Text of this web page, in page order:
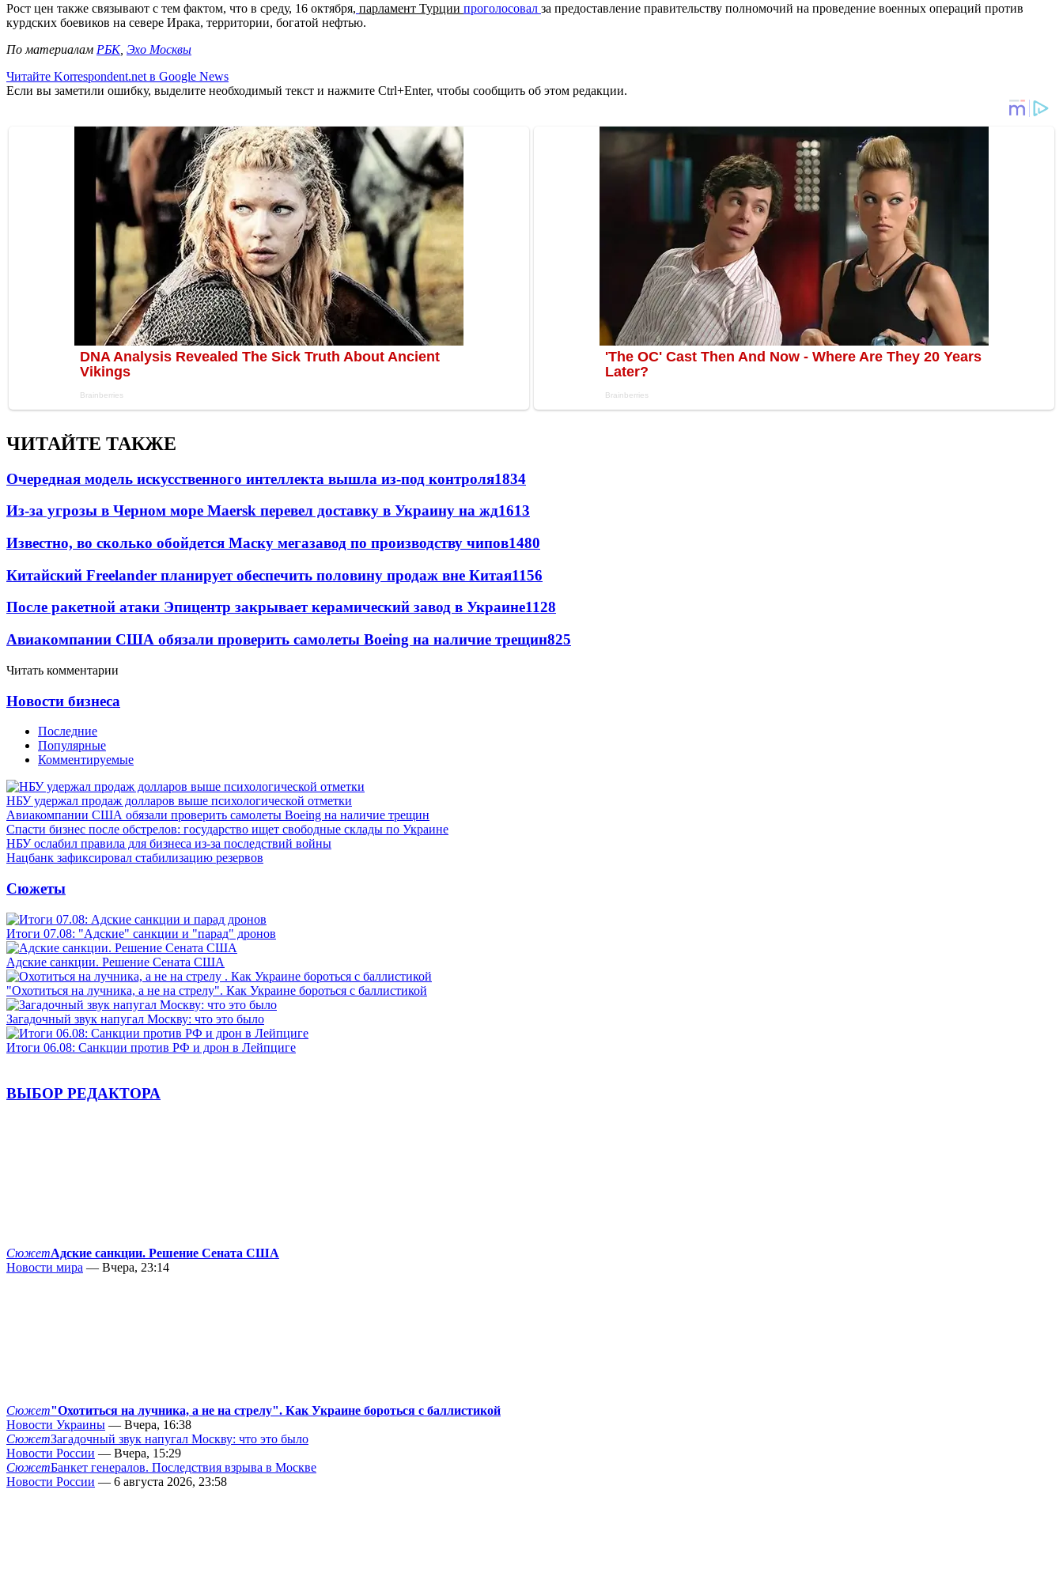
Рост цен также связывают с тем фактом, что в среду, 16 октября, парламент Турции проголосовал за предоставление правительству полномочий на проведение военных операций против
курдских боевиков на севере Ирака, территории, богатой нефтью.
По материалам РБК, Эхо Москвы
Читайте Korrespondent.net в Google News
Если вы заметили ошибку, выделите необходимый текст и нажмите Ctrl+Enter, чтобы сообщить об этом редакции.
ЧИТАЙТЕ ТАКЖЕ
Очередная модель искусственного интеллекта вышла из-под контроля1834
Из-за угрозы в Черном море Maersk перевел доставку в Украину на жд1613
Известно, во сколько обойдется Маску мегазавод по производству чипов1480
Китайский Freelander планирует обеспечить половину продаж вне Китая1156
После ракетной атаки Эпицентр закрывает керамический завод в Украине1128
Авиакомпании США обязали проверить самолеты Boeing на наличие трещин825
Читать комментарии
Новости бизнеса
Последние
Популярные
Комментируемые
НБУ удержал продаж долларов выше психологической отметки
Авиакомпании США обязали проверить самолеты Boeing на наличие трещин
Спасти бизнес после обстрелов: государство ищет свободные склады по Украине
НБУ ослабил правила для бизнеса из-за последствий войны
Нацбанк зафиксировал стабилизацию резервов
Сюжеты
Итоги 07.08: "Адские" санкции и "парад" дронов
Адские санкции. Решение Сената США
"Охотиться на лучника, а не на стрелу". Как Украине бороться с баллистикой
Загадочный звук напугал Москву: что это было
Итоги 06.08: Санкции против РФ и дрон в Лейпциге
ВЫБОР РЕДАКТОРА
СюжетАдские санкции. Решение Сената США
Новости мира — Вчера, 23:14
Сюжет"Охотиться на лучника, а не на стрелу". Как Украине бороться с баллистикой
Новости Украины — Вчера, 16:38
СюжетЗагадочный звук напугал Москву: что это было
Новости России — Вчера, 15:29
СюжетБанкет генералов. Последствия взрыва в Москве
Новости России — 6 августа 2026, 23:58